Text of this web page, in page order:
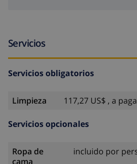
Servicios
Servicios obligatorios
Limpieza 117,27 US$ , a
Servicios opcionales
Ropa de
cama
incluido por